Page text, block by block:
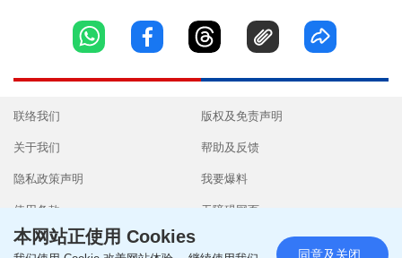
联络我们
关于我们
隐私政策声明
使用条款
版权及免责声明
帮助及反馈
我要爆料
无障碍网页
本网站正使用 Cookies
同意及关闭